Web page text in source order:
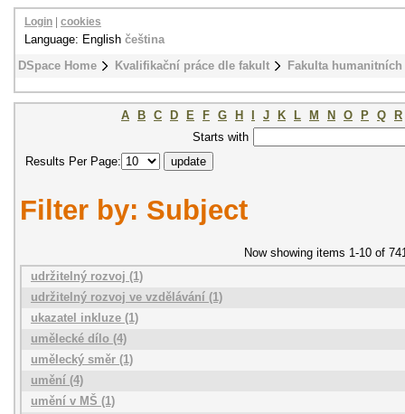
DSpace Home Kvalifikační práce dle fakult Fakulta
Login cookies
Language: English čeština
A B C D E F G H J K L M N O P Q
R
Starts with
Results Per Page:
Filter by: Subject
Now showing items 1-10 of
udržitelný rozvoj (1)
udržitelný rozvoj ve vzdělávání (1)
ukazatel inkluze (1)
umělecké dílo (4)
umělecký směr (1)
umění (4)
umění v MŠ (1)